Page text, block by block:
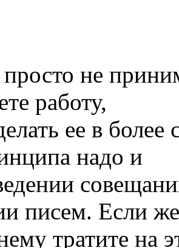
просто не
работу,
ее в
надо и
писем. Если
тратите на